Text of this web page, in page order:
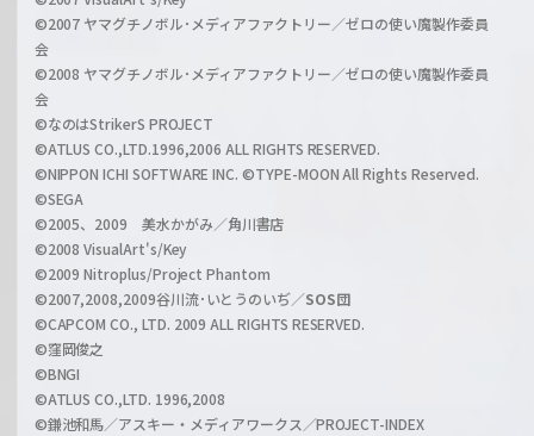
z
i
l
h
a
n
l
©2007 ヤマグチノボル･メディアファクトリー／ゼロの使い魔製作委員
会
©2008 ヤマグチノボル･メディアファクトリー／ゼロの使い魔製作委員
会
©なのはStrikerS PROJECT
©ATLUS CO.,LTD.1996,2006 ALL RIGHTS RESERVED.
©NIPPON ICHI SOFTWARE INC. ©TYPE-MOON All Rights Reserved.
©SEGA
©2005、2009 美水かがみ／角川書店
©2008 VisualArt's/Key
©2009 Nitroplus/Project Phantom
©2007,2008,2009谷川流･いとうのいぢ／SOS団
©CAPCOM CO., LTD. 2009 ALL RIGHTS RESERVED.
©窪岡俊之
©BNGI
©ATLUS CO.,LTD. 1996,2008
©鎌池和馬／アスキー・メディアワークス／PROJECT-INDEX